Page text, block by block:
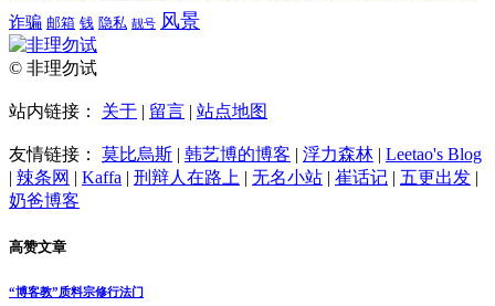
诈骗 邮箱 钱 隐私 靓号 风景
© 非理勿试
站内链接： 关于 | 留言 | 站点地图
友情链接： 莫比烏斯 | 韩艺博的博客 | 浮力森林 | Leetao's Blog
| 辣条网 | Kaffa | 刑辩人在路上 | 无名小站 | 崔话记 | 五更出发 |
奶爸博客
高赞文章
“博客教”质料宗修行法门